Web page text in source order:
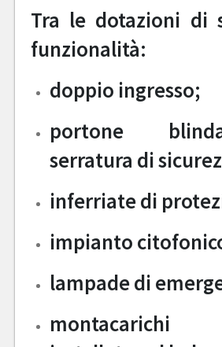
Tra le dotazioni di
funzionalità:
doppio ingresso;
portone
serratura di
inferriate di
impianto
lampade di
montacarichi